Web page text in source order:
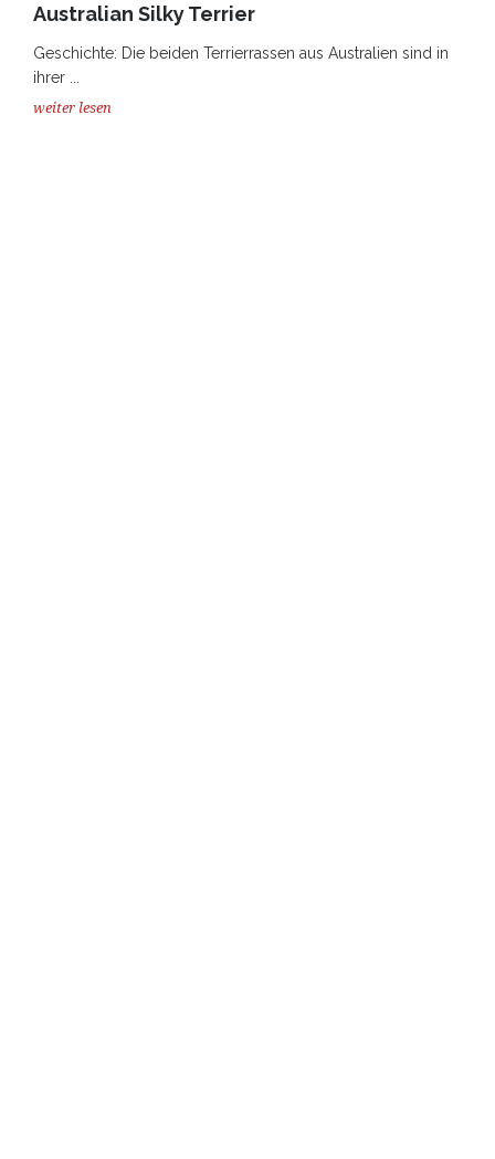
Australian Silky Terrier
Geschichte: Die beiden Terrierrassen aus Australien sind in
ihrer ...
weiter lesen